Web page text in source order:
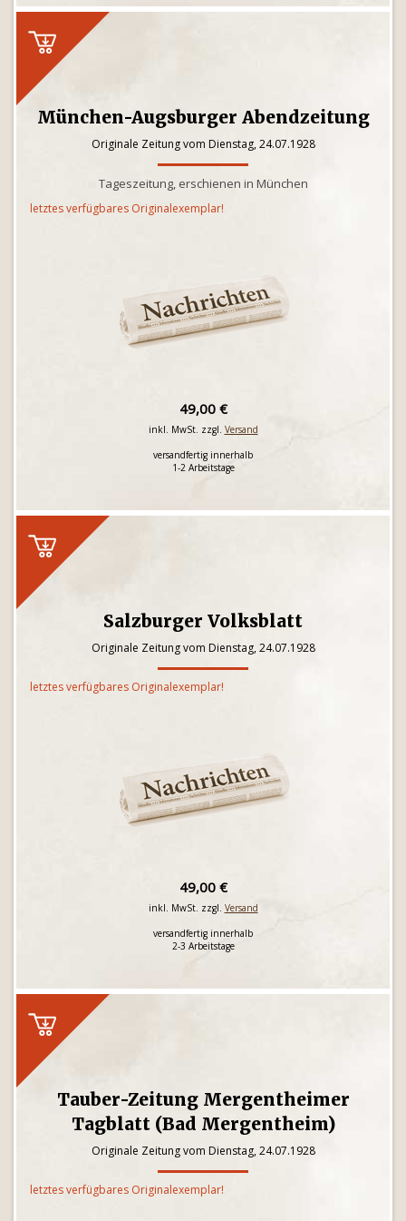
München-Augsburger Abendzeitung
Originale Zeitung vom Dienstag, 24.07.1928
Tageszeitung, erschienen in München
letztes verfügbares Originalexemplar!
49,00 €
inkl. MwSt. zzgl. Versand
versandfertig innerhalb
1-2 Arbeitstage
Salzburger Volksblatt
Originale Zeitung vom Dienstag, 24.07.1928
letztes verfügbares Originalexemplar!
49,00 €
inkl. MwSt. zzgl. Versand
versandfertig innerhalb
2-3 Arbeitstage
Tauber-Zeitung Mergentheimer
Tagblatt (Bad Mergentheim)
Originale Zeitung vom Dienstag, 24.07.1928
letztes verfügbares Originalexemplar!